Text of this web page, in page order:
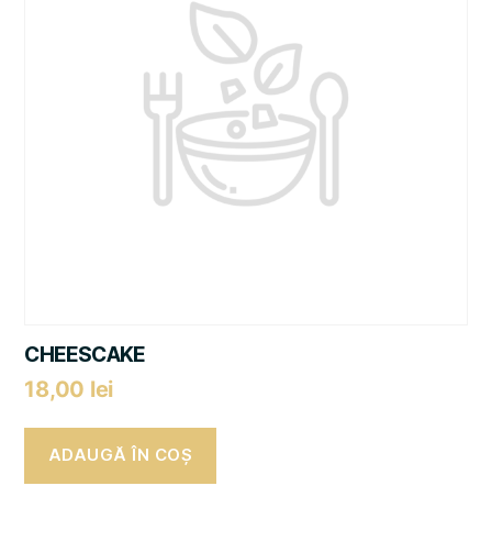
CHEESCAKE
18,00 lei
ADAUGĂ ÎN COȘ